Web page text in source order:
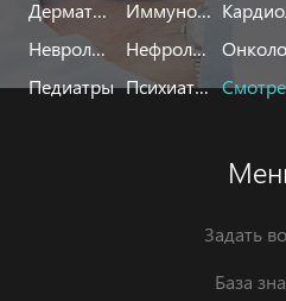
Дерматологи
Иммунологи
Неврологи
Нефрологи
Педиатры
Психиатры
Задать
База